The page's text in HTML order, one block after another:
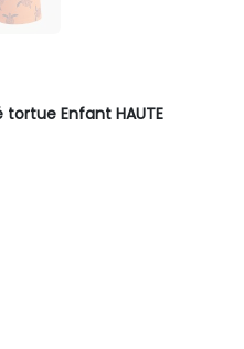
Enfant HAUTE